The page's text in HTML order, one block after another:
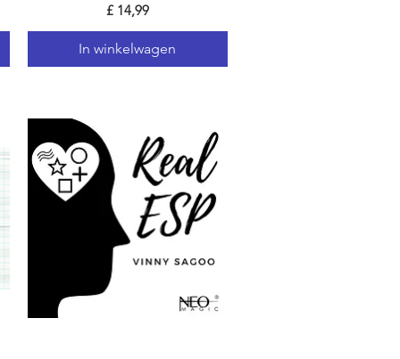
Prijs
£ 14,99
In winkelwagen